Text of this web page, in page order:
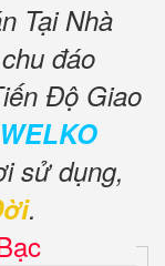
Tại Nhà
đáo
Độ Giao
sử dụng,
.